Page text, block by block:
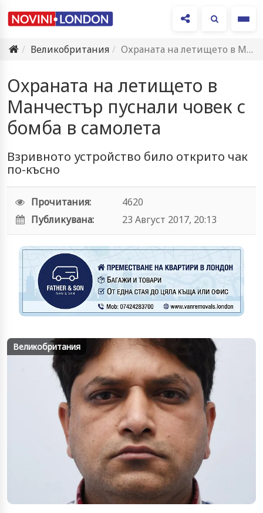
Великобритания
Охраната на летището в Манчестър пуснали човек с бомба в…
Охраната на летището в
Манчестър пуснали човек с
бомба в самолета
Взривното устройство било открито чак
по-късно
Прочитания:
4620
Публикувана:
23 Август 2017, 20:13
Великобритания